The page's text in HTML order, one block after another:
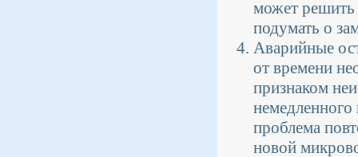
может решить
подумать о
Аварийные
от времени
признаком
проблема
новой